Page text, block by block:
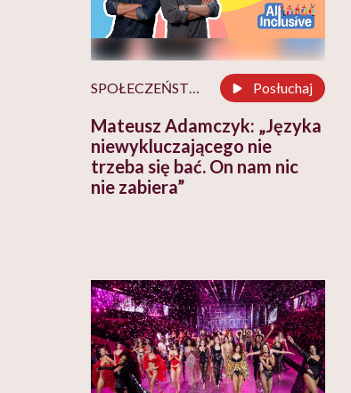
SPOŁECZEŃSTWO Posłuchaj
Mateusz Adamczyk: „Języka
niewykluczającego nie
trzeba się bać. On nam nic
nie zabiera”